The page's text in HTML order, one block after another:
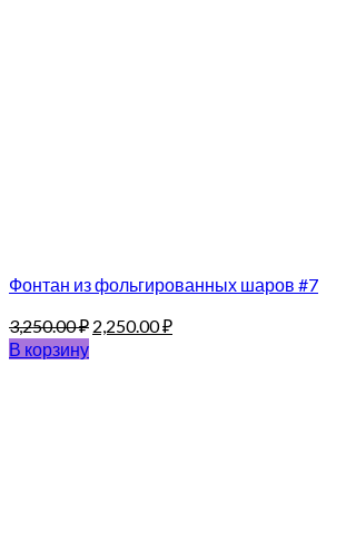
Фонтан из фольгированных шаров #7
3,250.00₽ 2,250.00₽
В корзину